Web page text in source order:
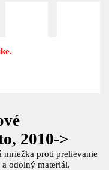
2010->
mriežka proti prelievanie
odolný materiál.